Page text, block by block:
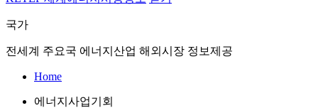
국가
전세계 주요국 에너지산업 해외시장 정보제공
Home
에너지사업기회